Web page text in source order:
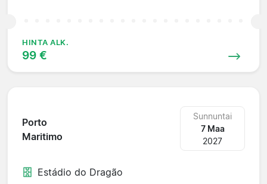
HINTA ALK.
99 €
Porto
Maritimo
Sunnuntai
7 Maa
2027
Estádio do Dragão